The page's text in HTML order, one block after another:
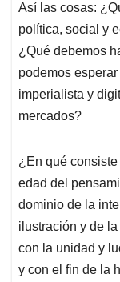
Así las cosas:
política, social y
¿Qué debemos
podemos
imperialista y
mercados?
¿En qué
edad del
dominio de la
ilustración y de
con la unidad y
y con el fin de la